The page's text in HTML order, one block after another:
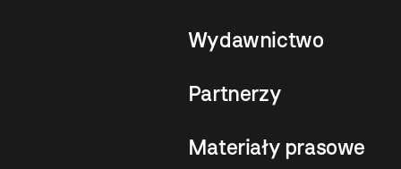
Wydawnictwo
Partnerzy
Materiały prasowe